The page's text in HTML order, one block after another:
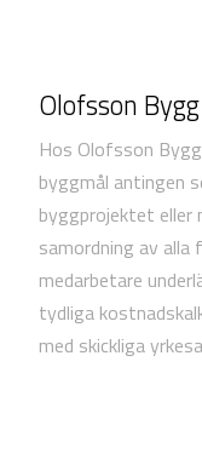
Olofsson Bygg
Hos Olofsson
byggmål antingen
byggprojektet
samordning av alla
medarbetare
tydliga
med skickliga